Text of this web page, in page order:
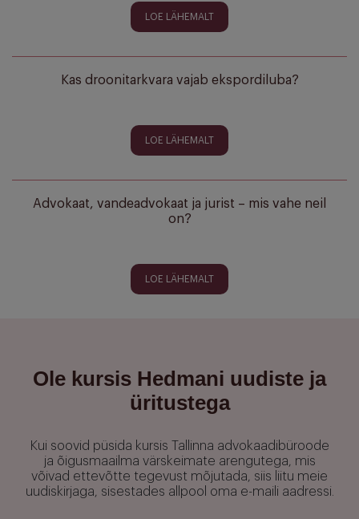
LOE LÄHEMALT
Kas droonitarkvara vajab ekspordiluba?
LOE LÄHEMALT
Advokaat, vandeadvokaat ja jurist – mis vahe neil
on?
LOE LÄHEMALT
Ole kursis Hedmani uudiste ja
üritustega
Kui soovid püsida kursis Tallinna advokaadibüroode
ja õigusmaailma värskeimate arengutega, mis
võivad ettevõtte tegevust mõjutada, siis liitu meie
uudiskirjaga, sisestades allpool oma e-maili aadressi.